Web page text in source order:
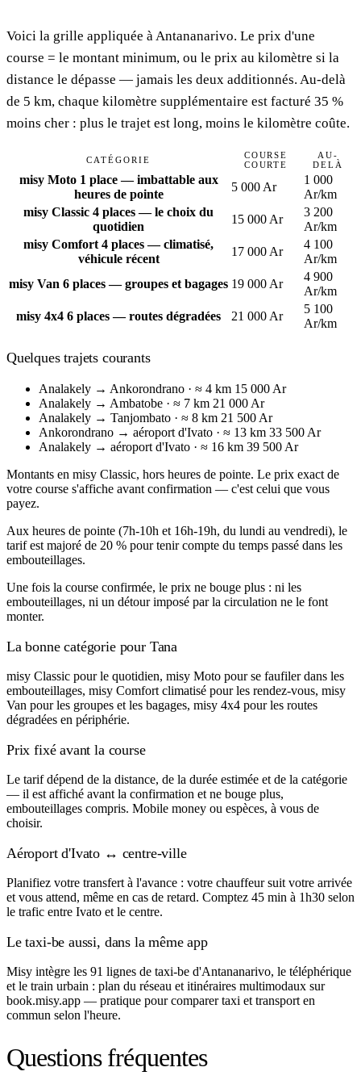
Voici la grille appliquée à Antananarivo. Le prix d'une
course = le montant minimum, ou le prix au kilomètre si la
distance le dépasse — jamais les deux additionnés. Au-delà
de 5 km, chaque kilomètre supplémentaire est facturé 35 %
moins cher : plus le trajet est long, moins le kilomètre coûte.
CATÉGORIE
COURSE
COURTE
AU-
DELÀ
misy Moto 1 place — imbattable aux
heures de pointe
5 000 Ar
1 000
Ar/km
misy Classic 4 places — le choix du
quotidien
15 000 Ar
3 200
Ar/km
misy Comfort 4 places — climatisé,
véhicule récent
17 000 Ar
4 100
Ar/km
misy Van 6 places — groupes et bagages 19 000 Ar
4 900
Ar/km
misy 4x4 6 places — routes dégradées 21 000 Ar
5 100
Ar/km
Quelques trajets courants
Analakely → Ankorondrano · ≈ 4 km 15 000 Ar
Analakely → Ambatobe · ≈ 7 km 21 000 Ar
Analakely → Tanjombato · ≈ 8 km 21 500 Ar
Ankorondrano → aéroport d'Ivato · ≈ 13 km 33 500 Ar
Analakely → aéroport d'Ivato · ≈ 16 km 39 500 Ar
Montants en misy Classic, hors heures de pointe. Le prix exact de
votre course s'affiche avant confirmation — c'est celui que vous
payez.
Aux heures de pointe (7h-10h et 16h-19h, du lundi au vendredi), le
tarif est majoré de 20 % pour tenir compte du temps passé dans les
embouteillages.
Une fois la course confirmée, le prix ne bouge plus : ni les
embouteillages, ni un détour imposé par la circulation ne le font
monter.
La bonne catégorie pour Tana
misy Classic pour le quotidien, misy Moto pour se faufiler dans les
embouteillages, misy Comfort climatisé pour les rendez-vous, misy
Van pour les groupes et les bagages, misy 4x4 pour les routes
dégradées en périphérie.
Prix fixé avant la course
Le tarif dépend de la distance, de la durée estimée et de la catégorie
— il est affiché avant la confirmation et ne bouge plus,
embouteillages compris. Mobile money ou espèces, à vous de
choisir.
Aéroport d'Ivato ↔ centre-ville
Planifiez votre transfert à l'avance : votre chauffeur suit votre arrivée
et vous attend, même en cas de retard. Comptez 45 min à 1h30 selon
le trafic entre Ivato et le centre.
Le taxi-be aussi, dans la même app
Misy intègre les 91 lignes de taxi-be d'Antananarivo, le téléphérique
et le train urbain : plan du réseau et itinéraires multimodaux sur
book.misy.app — pratique pour comparer taxi et transport en
commun selon l'heure.
Questions fréquentes